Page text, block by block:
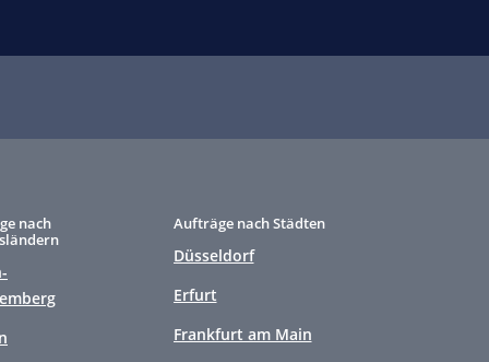
nach
Aufträge nach Städten
Düsseldorf
Erfurt
Frankfurt am Main